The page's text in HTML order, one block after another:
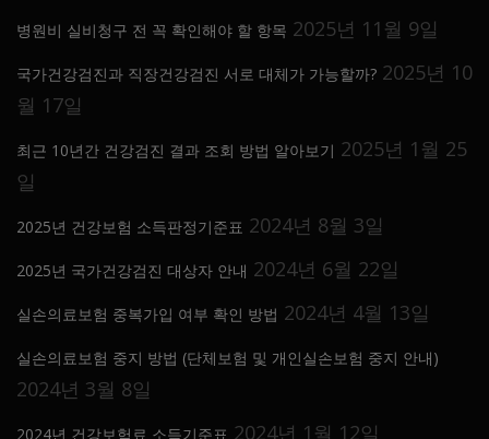
병원비 실비청구 전 꼭 확인해야 할 항목 2025년 11월 9일
국가건강검진과 직장건강검진 서로 대체가 가능할까? 2025년 10
월 17일
최근 10년간 건강검진 결과 조회 방법 알아보기 2025년 1월 25
일
2025년 건강보험 소득판정기준표 2024년 8월 3일
2025년 국가건강검진 대상자 안내 2024년 6월 22일
실손의료보험 중복가입 여부 확인 방법 2024년 4월 13일
실손의료보험 중지 방법 (단체보험 및 개인실손보험 중지 안내)
2024년 3월 8일
2024년 건강보험료 소득기준표 2024년 1월 12일